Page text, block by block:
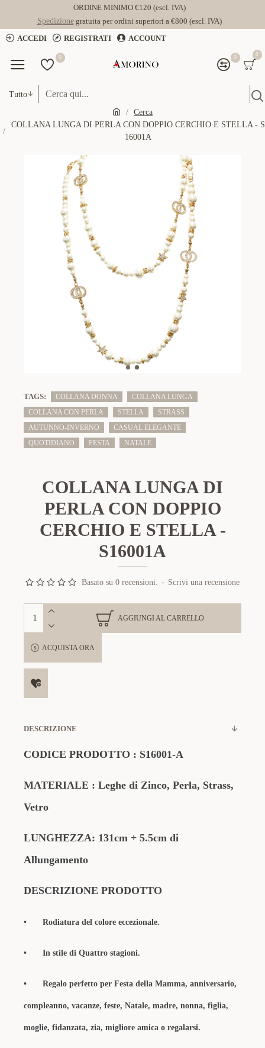
ORDINE MINIMO €120 (escl. IVA)
Spedizionegratuita per ordini superiori a €800 (escl. IVA)
ACCEDI
REGISTRATI ACCOUNT
0 0 0
Tutto
Cerca
COLLANA LUNGA DI PERLA CON DOPPIO CERCHIO E STELLA - S
16001A
TAGS: COLLANA DONNA
COLLANA LUNGA
COLLANA CON PERLA
STELLA
STRASS
AUTUNNO-INVERNO
CASUAL ELEGANTE
QUOTIDIANO
FESTA NATALE
COLLANA LUNGA DI
PERLA CON DOPPIO
CERCHIO E STELLA -
S16001A
Basato su 0 recensioni. - Scrivi una recensione
AGGIUNGI AL CARRELLO
ACQUISTA ORA
DESCRIZIONE
CODICE PRODOTTO : S16001-A
MATERIALE : Leghe di Zinco, Perla, Strass,
Vetro
LUNGHEZZA: 131cm + 5.5cm di
Allungamento
DESCRIZIONE PRODOTTO
• Rodiatura del colore eccezionale.
• In stile di Quattro stagioni.
• Regalo perfetto per Festa della Mamma, anniversario,
compleanno, vacanze, feste, Natale, madre, nonna, figlia,
moglie, fidanzata, zia, migliore amica o regalarsi.